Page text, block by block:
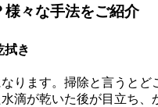
々な手法をご紹介
拭き
ります。掃除と言うと
滴が乾いた後が目立ち